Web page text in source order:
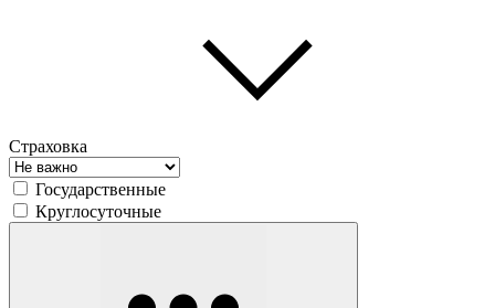
Страховка
Государственные
Круглосуточные